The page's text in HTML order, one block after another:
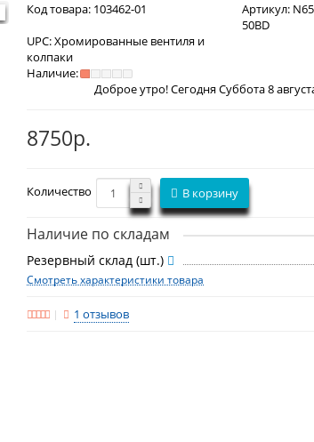
Код товара: 103462-01 Артикул:
50BD
UPC:Хромированные вентиля и
колпаки
Наличие:
Доброе утро! СегодняСуббота 8 августа 2026 г.
8750р.
Количество В корзину
Наличие по складам
Резервный склад (шт.)
Смотреть характеристики товара
1 отзывов